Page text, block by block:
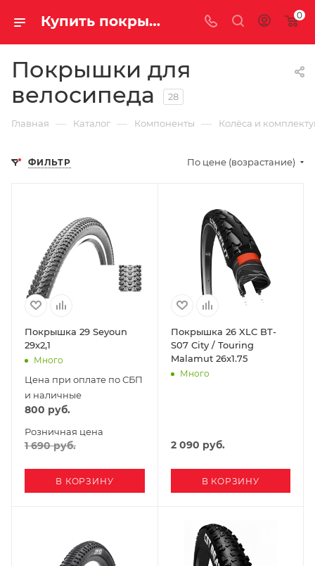
Купить покрышки для велосипеда в Саратове и Энгельсе 0
Покрышки для
велосипеда
28
Главная — Каталог — Компоненты — Колёса и
ФИЛЬТР По цене (возрастание)
Покрышка 29 Seyoun
29х2,1
Много
Цена при оплате по СБП
и наличные
800 руб.
Розничная цена
1 690руб.
В КОРЗИНУ
Покрышка 26 XLC BT-
S07 City / Touring
Malamut 26x1.75
Много
2 090 руб.
В КОРЗИНУ